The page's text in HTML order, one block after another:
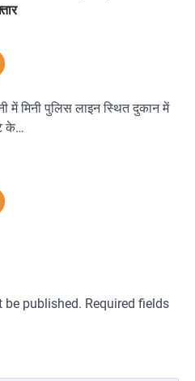
में मिनी पुलिस लाइन स्थित दुकान में
के…
be published. Required fields